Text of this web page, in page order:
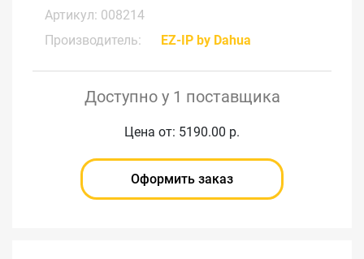
Артикул: 008214
Производитель:
EZ-IP by Dahua
Доступно у 1 поставщика
Цена от: 5190.00 р.
Оформить заказ